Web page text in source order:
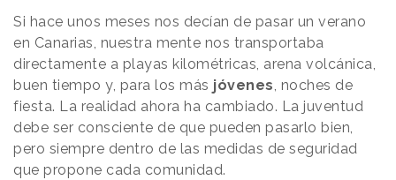
Si hace unos meses nos decían de pasar un verano
en Canarias, nuestra mente nos transportaba
directamente a playas kilométricas, arena volcánica,
buen tiempo y, para los más jóvenes, noches de
fiesta. La realidad ahora ha cambiado. La juventud
debe ser consciente de que pueden pasarlo bien,
pero siempre dentro de las medidas de seguridad
que propone cada comunidad.